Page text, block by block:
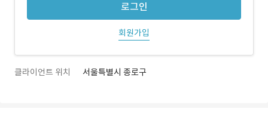
로그인
회원가입
클라이언트 위치 서울특별시 종로구